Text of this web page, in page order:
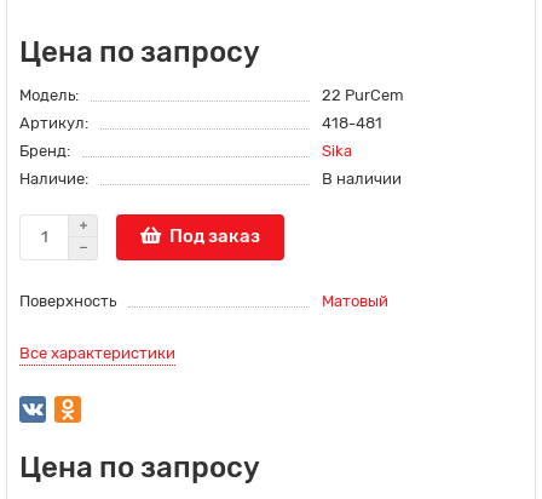
Цена по запросу
Модель:
22 PurCem
Артикул:
418-481
Бренд:
Sika
Наличие:
В наличии
Под заказ
Поверхность Матовый
Все характеристики
Цена по запросу